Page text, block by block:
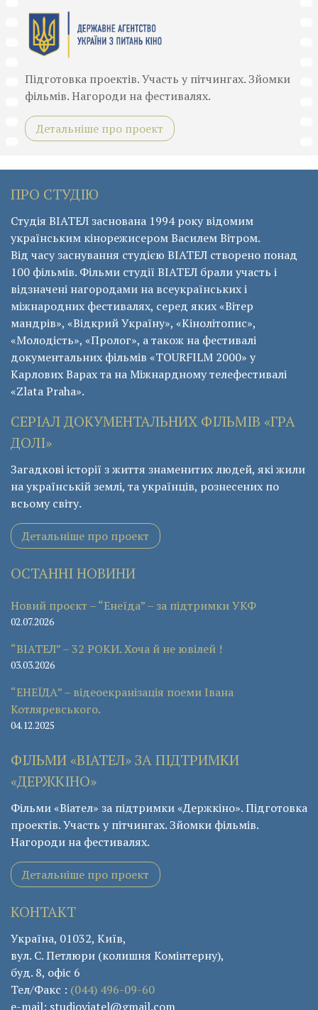
Підготовка проектів. Участь у пітчингах. Зйомки
фільмів. Нагороди на фестивалях.
Детальніше про проект
ПРО СТУДІЮ
Студія ВІАТЕЛ заснована 1994 року відомим
українським кінорежисером Василем Вітром.
Від часу заснування студією ВІАТЕЛ створено понад
100 фільмів. Фільми студії ВІАТЕЛ брали участь і
відзначені нагородами на всеукраїнських і
міжнародних фестивалях, серед яких «Вітер
мандрів», «Відкрий Україну», «Кінолітопис»,
«Молодість», «Пролог», а також на фестивалі
документальних фільмів «ТОURFILM 2000» у
Карлових Варах та на Міжнардному телефестивалі
«Zlata Praha».
СЕРІАЛ ДОКУМЕНТАЛЬНИХ ФІЛЬМІВ «ГРА
ДОЛІ»
Загадкові історії з життя знаменитих людей, які жили
на українській землі, та українців, рознесених по
всьому світу.
Детальніше про проект
ОСТАННІ НОВИНИ
Новий проєкт – “Енеїда” – за підтримки УКФ
02.07.2026
“ВІАТЕЛ” – 32 РОКИ. Хоча й не ювілей !
03.03.2026
“ЕНЕЇДА” – відеоекранізація поеми Івана
Котляревського.
04.12.2025
ФІЛЬМИ «ВІАТЕЛ» ЗА ПІДТРИМКИ
«ДЕРЖКІНО»
Фільми «Віател» за підтримки «Держкіно». Підготовка
проектів. Участь у пітчингах. Зйомки фільмів.
Нагороди на фестивалях.
Детальніше про проект
КОНТАКТ
Україна, 01032, Київ,
вул. С. Петлюри (колишня Комінтерну),
буд. 8, офіс 6
Тел/Факс : (044) 496-09-60
e-mail: studioviatel@gmail.com